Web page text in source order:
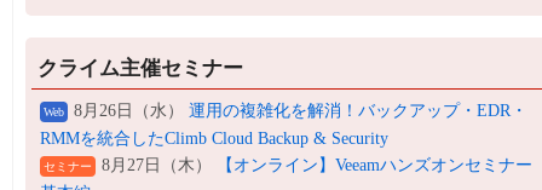
クライム主催セミナー
Web 8月26日（水） 運用の複雑化を解消！バックアップ・EDR・
RMMを統合したClimb Cloud Backup & Security
セミナー 8月27日（木）
【オンライン】Veeamハンズオンセミナー